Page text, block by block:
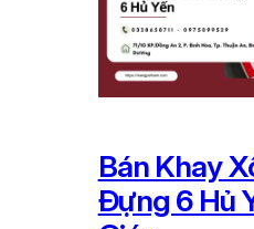
Bán Khay
Đựng 6 Hủ